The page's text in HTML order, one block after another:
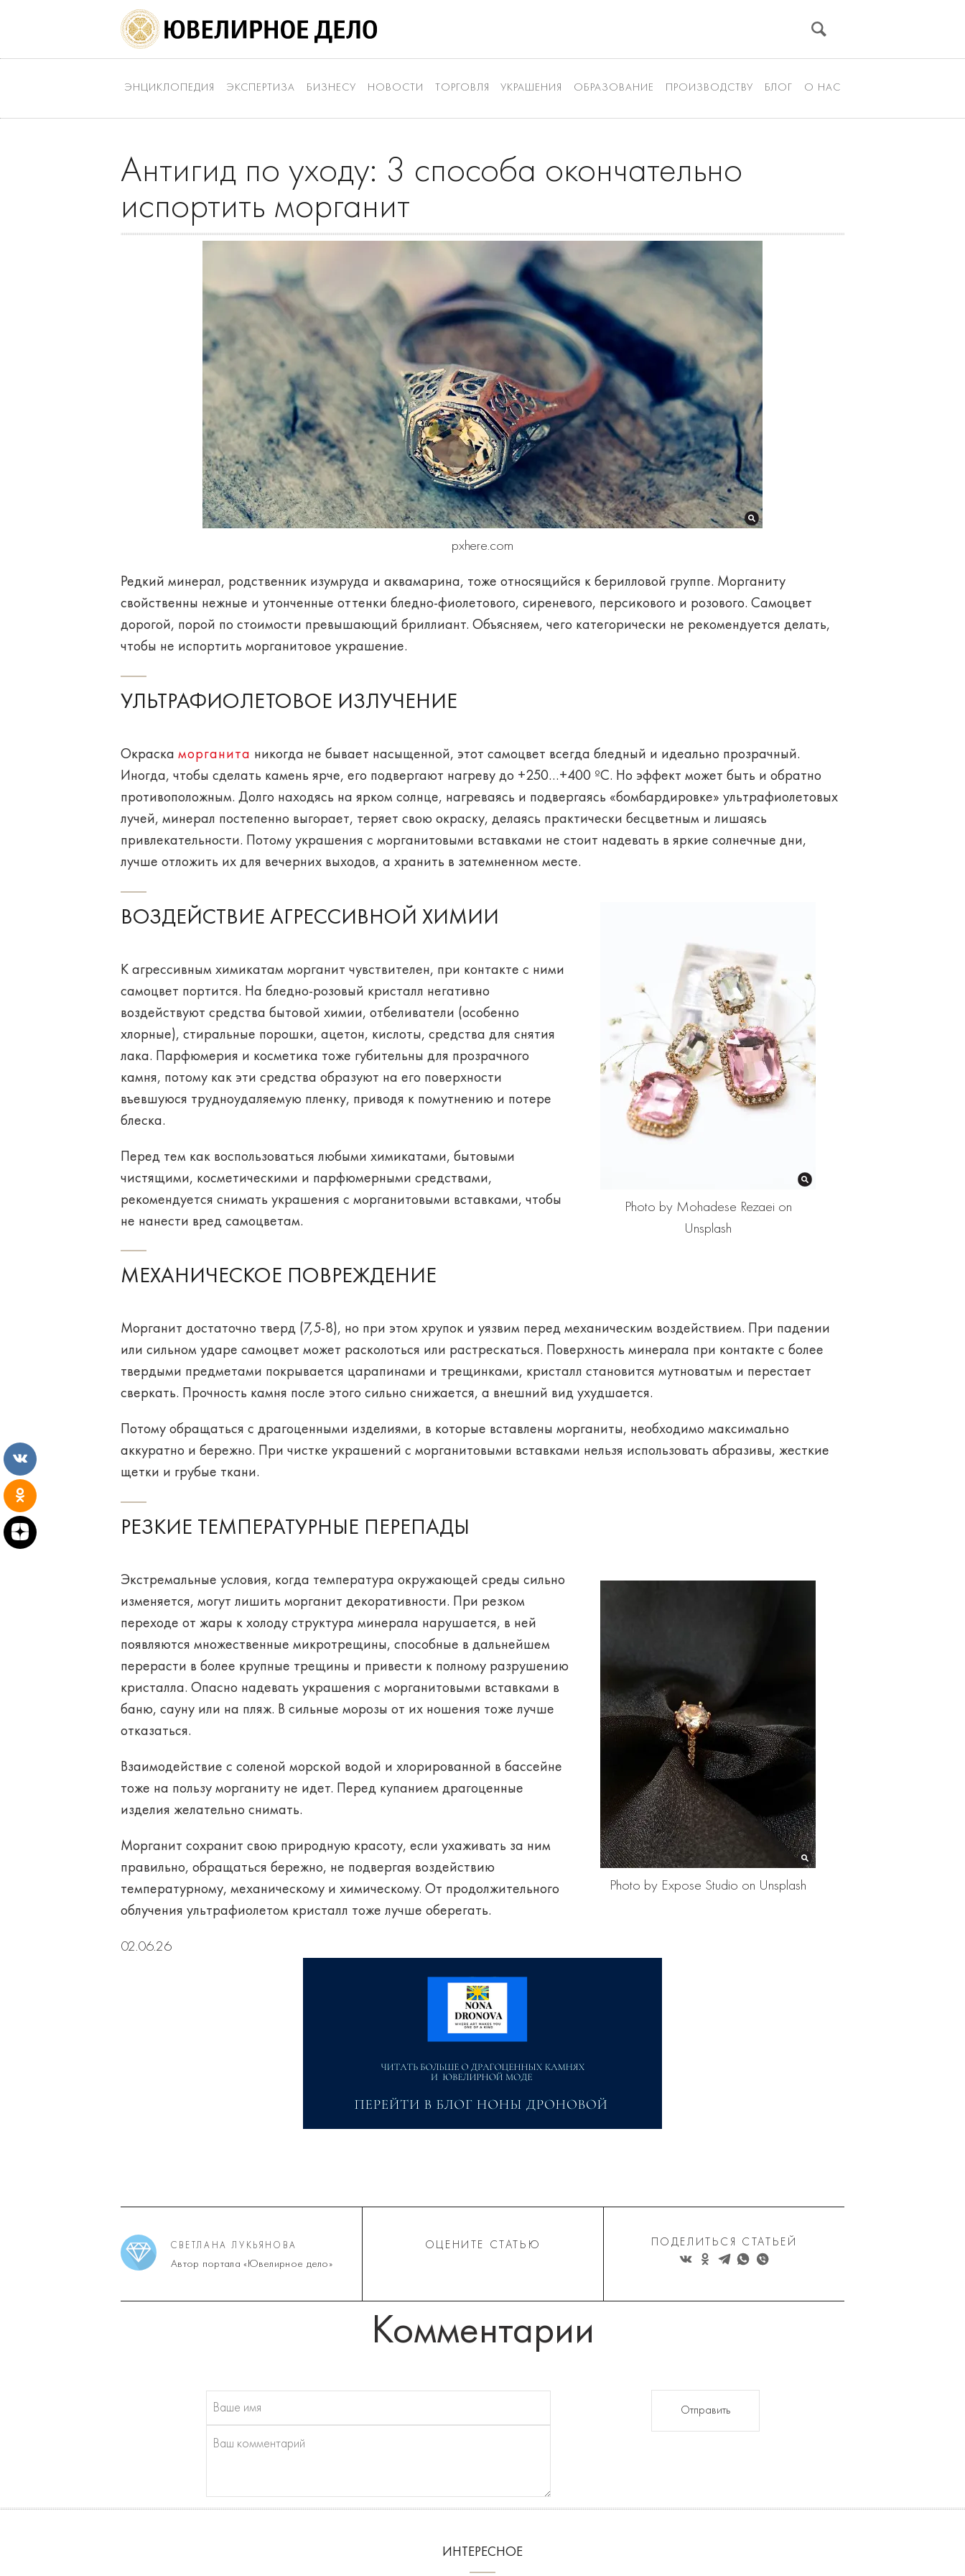
ЭНЦИКЛОПЕДИЯ ЭКСПЕРТИЗА БИЗНЕСУ НОВОСТИ ТОРГОВЛЯ УКРАШЕНИЯ ОБРАЗОВАНИЕ ПРОИЗВОДСТВУ БЛОГ О НАС
Антигид по уходу: 3 способа окончательно
испортить морганит
pxhere.com
Редкий минерал, родственник изумруда и аквамарина, тоже относящийся к берилловой группе. Морганиту
свойственны нежные и утонченные оттенки бледно-фиолетового, сиреневого, персикового и розового. Самоцвет
дорогой, порой по стоимости превышающий бриллиант. Объясняем, чего категорически не рекомендуется делать,
чтобы не испортить морганитовое украшение.
УЛЬТРАФИОЛЕТОВОЕ ИЗЛУЧЕНИЕ
Окраска морганита никогда не бывает насыщенной, этот самоцвет всегда бледный и идеально прозрачный.
Иногда, чтобы сделать камень ярче, его подвергают нагреву до +250…+400 ºС. Но эффект может быть и обратно
противоположным. Долго находясь на ярком солнце, нагреваясь и подвергаясь «бомбардировке» ультрафиолетовых
лучей, минерал постепенно выгорает, теряет свою окраску, делаясь практически бесцветным и лишаясь
привлекательности. Потому украшения с морганитовыми вставками не стоит надевать в яркие солнечные дни,
лучше отложить их для вечерних выходов, а хранить в затемненном месте.
Photo by Mohadese Rezaei on
Unsplash
ВОЗДЕЙСТВИЕ АГРЕССИВНОЙ ХИМИИ
К агрессивным химикатам морганит чувствителен, при контакте с ними
самоцвет портится. На бледно-розовый кристалл негативно
воздействуют средства бытовой химии, отбеливатели (особенно
хлорные), стиральные порошки, ацетон, кислоты, средства для снятия
лака. Парфюмерия и косметика тоже губительны для прозрачного
камня, потому как эти средства образуют на его поверхности
въевшуюся трудноудаляемую пленку, приводя к помутнению и потере
блеска.
Перед тем как воспользоваться любыми химикатами, бытовыми
чистящими, косметическими и парфюмерными средствами,
рекомендуется снимать украшения с морганитовыми вставками, чтобы
не нанести вред самоцветам.
МЕХАНИЧЕСКОЕ ПОВРЕЖДЕНИЕ
Морганит достаточно тверд (7,5-8), но при этом хрупок и уязвим перед механическим воздействием. При падении
или сильном ударе самоцвет может расколоться или растрескаться. Поверхность минерала при контакте с более
твердыми предметами покрывается царапинами и трещинками, кристалл становится мутноватым и перестает
сверкать. Прочность камня после этого сильно снижается, а внешний вид ухудшается.
Потому обращаться с драгоценными изделиями, в которые вставлены морганиты, необходимо максимально
аккуратно и бережно. При чистке украшений с морганитовыми вставками нельзя использовать абразивы, жесткие
щетки и грубые ткани.
РЕЗКИЕ ТЕМПЕРАТУРНЫЕ ПЕРЕПАДЫ
Photo by Expose Studio on Unsplash
Экстремальные условия, когда температура окружающей среды сильно
изменяется, могут лишить морганит декоративности. При резком
переходе от жары к холоду структура минерала нарушается, в ней
появляются множественные микротрещины, способные в дальнейшем
перерасти в более крупные трещины и привести к полному разрушению
кристалла. Опасно надевать украшения с морганитовыми вставками в
баню, сауну или на пляж. В сильные морозы от их ношения тоже лучше
отказаться.
Взаимодействие с соленой морской водой и хлорированной в бассейне
тоже на пользу морганиту не идет. Перед купанием драгоценные
изделия желательно снимать.
Морганит сохранит свою природную красоту, если ухаживать за ним
правильно, обращаться бережно, не подвергая воздействию
температурному, механическому и химическому. От продолжительного
облучения ультрафиолетом кристалл тоже лучше оберегать.
02.06.26
СВЕТЛАНА ЛУКЬЯНОВА
Автор портала «Ювелирное дело»
ОЦЕНИТЕ СТАТЬЮ ПОДЕЛИТЬСЯ СТАТЬЕЙ
Комментарии
Отправить
ИНТЕРЕСНОЕ